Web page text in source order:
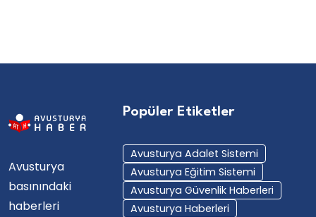
Avusturya
basınındaki
haberleri
Popüler Etiketler
Avusturya Adalet Sistemi
Avusturya Eğitim Sistemi
Avusturya Güvenlik Haberleri
Avusturya Haberleri